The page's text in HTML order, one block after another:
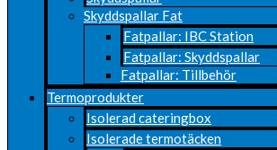
Skyddspallar Fat
Fatpallar: IBC Station
Fatpallar: Skyddspallar
Fatpallar: Tillbehör
Termoprodukter
Isolerad cateringbox
Isolerade termotäcken